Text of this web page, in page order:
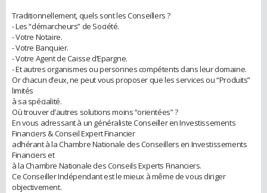
Traditionnellement, quels sont les Conseillers ?
- Les “démarcheurs” de Société.
- Votre Notaire.
- Votre Banquier.
- Votre Agent de Caisse d’Epargne.
- Et autres organismes ou personnes compétents dans leur domaine.
Or chacun d’eux, ne peut vous proposer que les services ou “Produits”
limités
à sa spécialité.
Où trouver d’autres solutions moins “orientées” ?
En vous adressant à un généraliste Conseiller en Investissements
Financiers & Conseil Expert Financier
adhérant à la Chambre Nationale des Conseillers en Investissements
Financiers et
à la Chambre Nationale des Conseils Experts Financiers.
Ce Conseiller Indépendant est le mieux à même de vous diriger
objectivement.